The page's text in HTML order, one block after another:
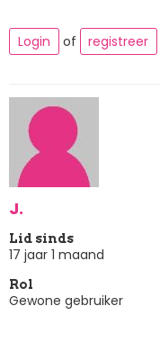
Login of registreer
J.
Lid sinds
17 jaar 1 maand
Rol
Gewone gebruiker